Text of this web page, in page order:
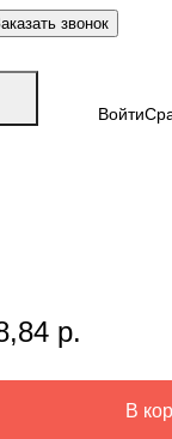
звонок
Войти
р.
В